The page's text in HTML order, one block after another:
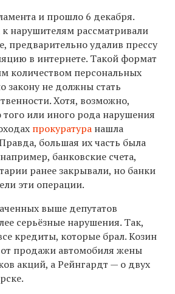
и прошло 6 декабря.
нарушителям рассматривали
предварительно удалив прессу
в интернете. Такой формат
количеством персональных
закону не должны стать
Хотя, возможно,
или иного рода нарушения
прокуратура нашла
большая их часть была
банковские счета,
ранее закрывали, но банки
эти операции.
выше депутатов
серьёзные нарушения. Так,
кредиты, которые брал. Козин
продажи автомобиля жены
акций, а Рейнгардт — о двух